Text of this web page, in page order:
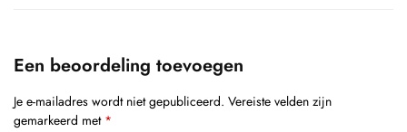
Een beoordeling toevoegen
Je e-mailadres wordt niet gepubliceerd. Vereiste velden zijn
gemarkeerd met *